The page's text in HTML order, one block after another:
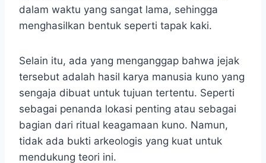
dalam waktu yang sangat lama, sehingga
menghasilkan bentuk seperti tapak kaki.
Selain itu, ada yang menganggap bahwa jejak
tersebut adalah hasil karya manusia kuno yang
sengaja dibuat untuk tujuan tertentu. Seperti
sebagai penanda lokasi penting atau sebagai
bagian dari ritual keagamaan kuno. Namun,
tidak ada bukti arkeologis yang kuat untuk
mendukung teori ini.